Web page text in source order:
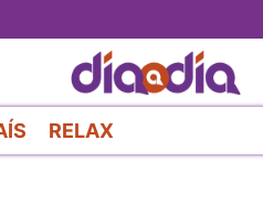
al
contenido
principal
RELAX